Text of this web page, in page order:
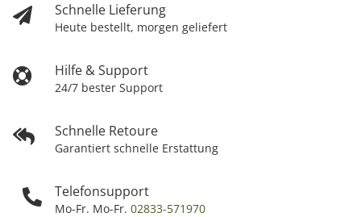
Schnelle Lieferung
Heute bestellt, morgen geliefert
Hilfe & Support
24/7 bester Support
Schnelle Retoure
Garantiert schnelle Erstattung
Telefonsupport
Mo-Fr. Mo-Fr. 02833-571970